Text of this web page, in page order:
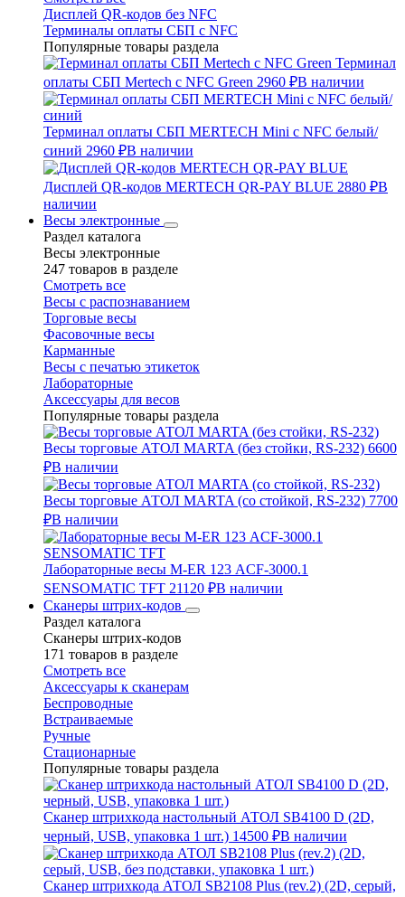
Дисплей QR-кодов без NFC
Терминалы оплаты СБП с NFC
Популярные товары раздела
Терминал
оплаты СБП Mertech с NFC Green 2960 ₽В наличии
Терминал оплаты СБП MERTECH Mini с NFC белый/
синий 2960 ₽В наличии
Дисплей QR-кодов MERTECH QR-PAY BLUE 2880 ₽В
наличии
Весы электронные
Раздел каталога
Весы электронные
247 товаров в разделе
Смотреть все
Весы с распознаванием
Торговые весы
Фасовочные весы
Карманные
Весы с печатью этикеток
Лабораторные
Аксессуары для весов
Популярные товары раздела
Весы торговые АТОЛ MARTA (без стойки, RS-232) 6600
₽В наличии
Весы торговые АТОЛ MARTA (со стойкой, RS-232) 7700
₽В наличии
Лабораторные весы M-ER 123 АCF-3000.1
SENSOMATIC TFT 21120 ₽В наличии
Сканеры штрих-кодов
Раздел каталога
Сканеры штрих-кодов
171 товаров в разделе
Смотреть все
Аксессуары к сканерам
Беспроводные
Встраиваемые
Ручные
Стационарные
Популярные товары раздела
Сканер штрихкода настольный АТОЛ SB4100 D (2D,
черный, USB, упаковка 1 шт.) 14500 ₽В наличии
Сканер штрихкода АТОЛ SB2108 Plus (rev.2) (2D, серый,